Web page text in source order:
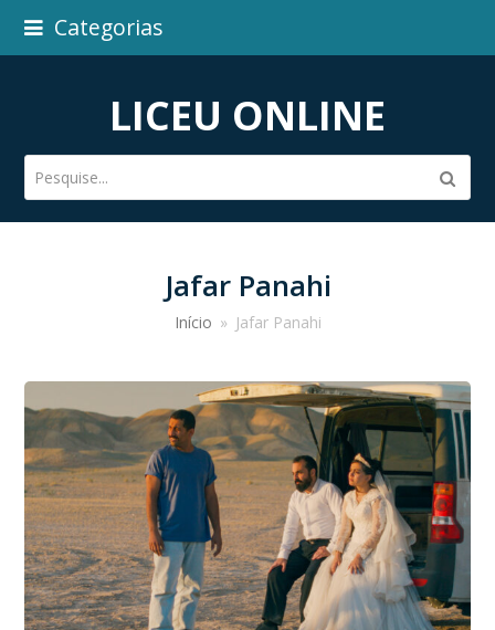
Categorias
LICEU ONLINE
Pesquise...
Jafar Panahi
Início » Jafar Panahi